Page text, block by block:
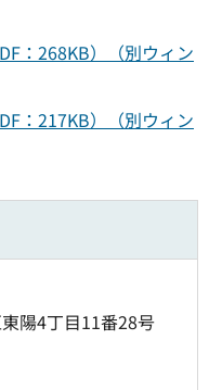
：268KB）（別ウィン
：217KB）（別ウィン
陽4丁目11番28号